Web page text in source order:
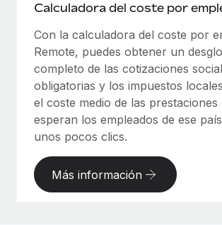
Calculadora del coste por
Con la calculadora del coste por
Remote, puedes obtener un
completo de las cotizaciones
obligatorias y los impuestos
el coste medio de las prestaciones
esperan los empleados de ese
unos pocos clics.
Más información